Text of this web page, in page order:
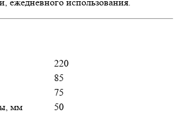
220
85
75
мм
50